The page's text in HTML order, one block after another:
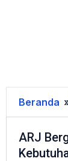
Beranda
ARJ